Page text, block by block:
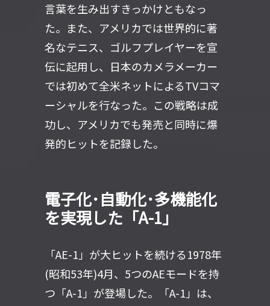
言葉を生み出すきっかけともなっ
た。また、アメリカでは世界的に著
名なテニス、ゴルフプレイヤーを宣
伝に起用し、日本のカメラメーカー
では初めて全米ネットによるTVコマ
ーシャルを行なった。この戦略は成
功し、アメリカでも発売と同時に爆
発的ヒットを記録した。
電子化･自動化･多機能化
を実現した「A-1」
「AE-1」が大ヒットを続ける1978年
(昭和53年)4月、5つのAEモードを持
つ「A-1」が登場した。「A-1」は、